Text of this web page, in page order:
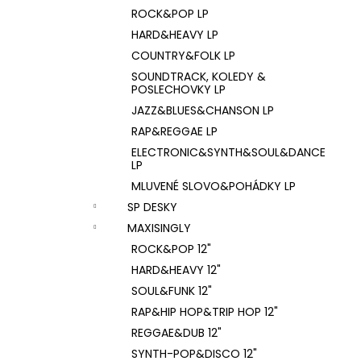
ROCK&POP LP
HARD&HEAVY LP
COUNTRY&FOLK LP
SOUNDTRACK, KOLEDY &
POSLECHOVKY LP
JAZZ&BLUES&CHANSON LP
RAP&REGGAE LP
ELECTRONIC&SYNTH&SOUL&DANCE
LP
MLUVENÉ SLOVO&POHÁDKY LP
SP DESKY
MAXISINGLY
ROCK&POP 12"
HARD&HEAVY 12"
SOUL&FUNK 12"
RAP&HIP HOP&TRIP HOP 12"
REGGAE&DUB 12"
SYNTH-POP&DISCO 12"